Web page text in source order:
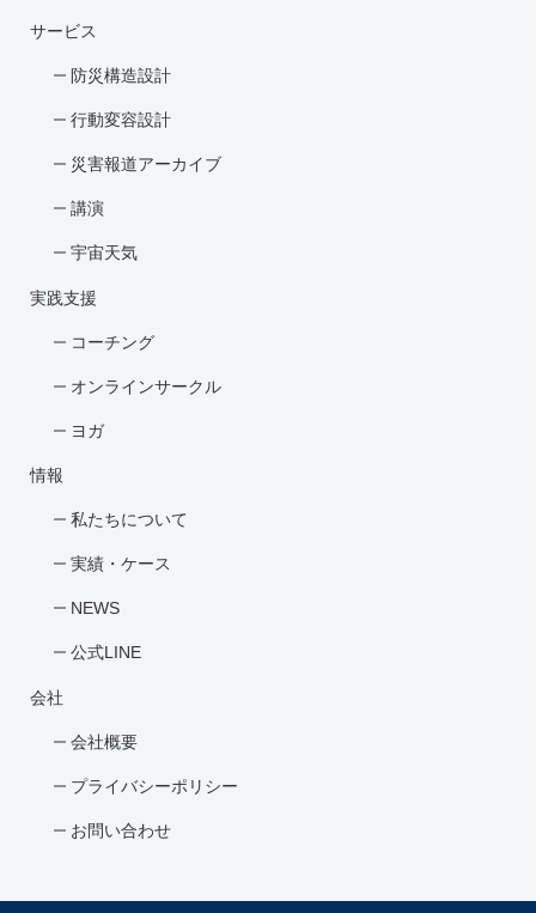
サービス
防災構造設計
行動変容設計
災害報道アーカイブ
講演
宇宙天気
実践支援
コーチング
オンラインサークル
ヨガ
情報
私たちについて
実績・ケース
NEWS
公式LINE
会社
会社概要
プライバシーポリシー
お問い合わせ